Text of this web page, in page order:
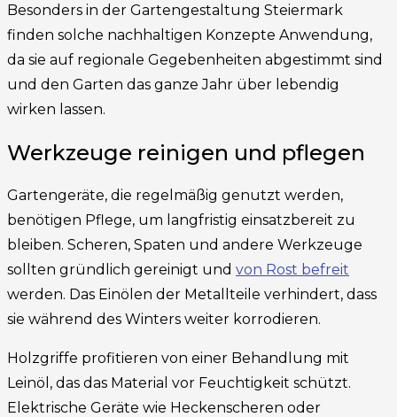
Besonders in der Gartengestaltung Steiermark
finden solche nachhaltigen Konzepte Anwendung,
da sie auf regionale Gegebenheiten abgestimmt sind
und den Garten das ganze Jahr über lebendig
wirken lassen.
Werkzeuge reinigen und pflegen
Gartengeräte, die regelmäßig genutzt werden,
benötigen Pflege, um langfristig einsatzbereit zu
bleiben. Scheren, Spaten und andere Werkzeuge
sollten gründlich gereinigt und von Rost befreit
werden. Das Einölen der Metallteile verhindert, dass
sie während des Winters weiter korrodieren.
Holzgriffe profitieren von einer Behandlung mit
Leinöl, das das Material vor Feuchtigkeit schützt.
Elektrische Geräte wie Heckenscheren oder